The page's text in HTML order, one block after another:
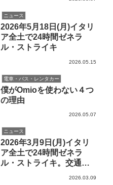
ニュース
2026年5月18日(月)イタリ
ア全土で24時間ゼネラ
ル・ストライキ
2026.05.15
電車・バス・レンタカー
僕がOmioを使わない４つ
の理由
2026.05.07
ニュース
2026年3月9日(月)イタリ
ア全土で24時間ゼネラ
ル・ストライキ。交通機
2026.03.09